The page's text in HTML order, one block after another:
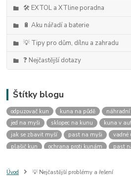
🛠️ EXTOL a XTline poradna
🔋 Aku nářadí a baterie
💡 Tipy pro dům, dílnu a zahradu
❓ Nejčastější dotazy
Štítky blogu
odpuzovač kun kuna na půdě
jed na myši
sklopec na kunu kuna v
jak se zbavit myší
past na myši vadné
plašič kun
ochrana proti kunám
past
past na kunu
myši v domě odpuzovač
Úvod 💡 Nejčastější problémy a řešení